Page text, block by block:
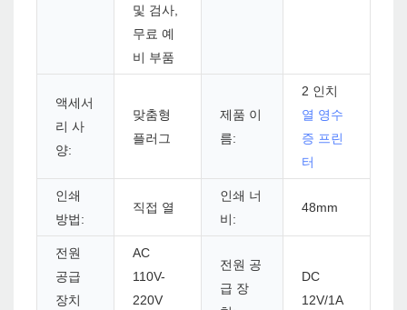
및 검사,
무료 예
비 부품
액세서
리 사
양:
맞춤형
플러그
제품 이
름:
2 인치
열 영수
증 프린
터
인쇄
방법:
직접 열
인쇄 너
비:
48mm
전원
공급
장치
AC
110V-
220V
전원 공
급 장
DC
12V/1A